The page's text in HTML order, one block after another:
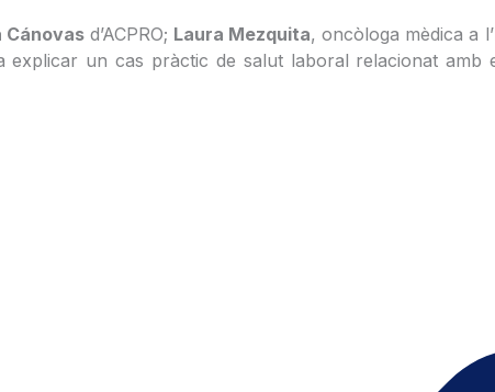
Cánovas d’ACPRO; Laura Mezquita, oncòloga mèdica a
explicar un cas pràctic de salut laboral relacionat amb